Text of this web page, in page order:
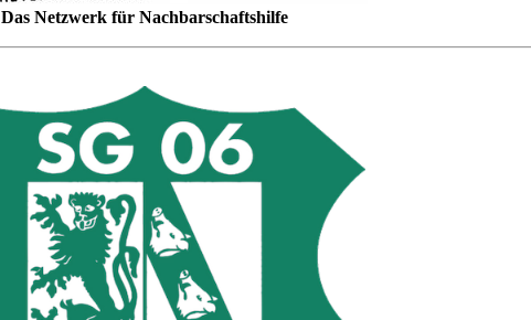
Das Netzwerk für Nachbarschaftshilfe